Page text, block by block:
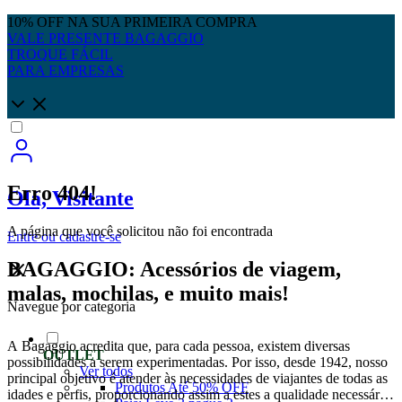
10% OFF NA SUA PRIMEIRA COMPRA
VALE PRESENTE BAGAGGIO
TROQUE FÁCIL
PARA EMPRESAS
Olá, Visitante
Entreou cadastre-se
Navegue por categoria
OUTLET
Ver todos
Produtos Até 50% OFF
Erro 404!
A página que você solicitou não foi encontrada
BAGAGGIO: Acessórios de viagem,
malas, mochilas, e muito mais!
A Bagaggio acredita que, para cada pessoa, existem diversas
possibilidades a serem experimentadas. Por isso, desde 1942, nosso
principal objetivo é atender às necessidades de viajantes de todas as
idades e perfis, proporcionando assim a estes a qualidade necessária